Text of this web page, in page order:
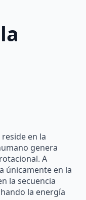
en la
genera
A
únicamente en la
la secuencia
la energía